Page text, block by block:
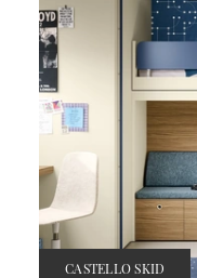
CASTELLO SKID